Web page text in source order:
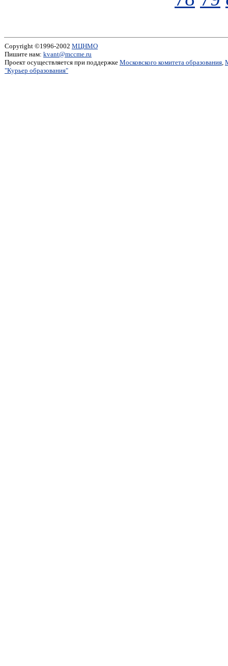
Copyright ©1996-2002 МЦНМО
Пишите нам: kvant@mccme.ru
Проект осуществляется при поддержке Московского комитета образования,
"Курьер образования"